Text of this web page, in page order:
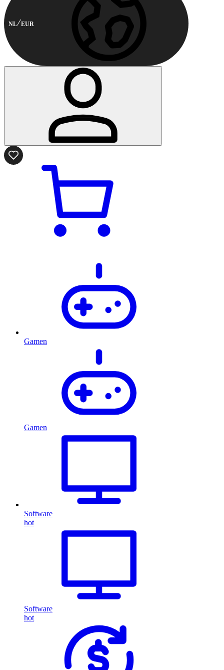
NL EUR
Gamen
Gamen
Software
hot
Software
hot